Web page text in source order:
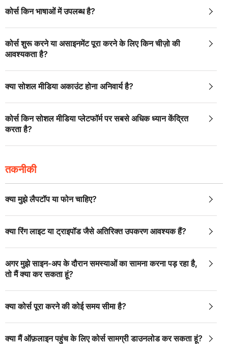
कोर्स किन भाषाओं में उपलब्ध है?
कोर्स शुरू करने या असाइनमेंट पूरा करने के लिए किन चीज़ो की
आवश्यकता है?
क्या सोशल मीडिया अकाउंट होना अनिवार्य है?
कोर्स किन सोशल मीडिया प्लेटफॉर्म पर सबसे अधिक ध्यान केंद्रित
करता है?
तकनीकी
क्या मुझे लैपटॉप या फोन चाहिए?
क्या रिंग लाइट या ट्राइपॉड जैसे अतिरिक्त उपकरण आवश्यक हैं?
अगर मुझे साइन-अप के दौरान समस्याओं का सामना करना पड़ रहा है,
तो मैं क्या कर सकता हूं?
क्या कोर्स पूरा करने की कोई समय सीमा है?
क्या मैं ऑफ़लाइन पहुंच के लिए कोर्स सामग्री डाउनलोड कर सकता हूं?